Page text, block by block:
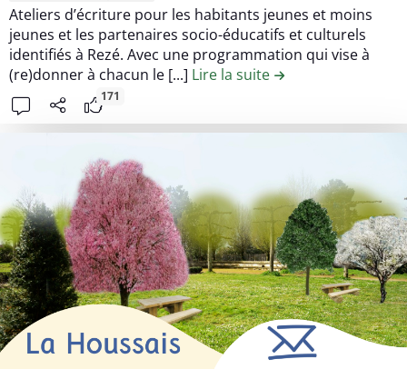
g
o
n
,
p
e
d
e
q
u
a
r
b
u
t
i
o
n
.
C
O
M
M
U
N
r
e
l
e
c
o
n
u
d
e
l
a
c
Ateliers d’écriture pour les habitants jeunes et moins
jeunes et les partenaires socio-éducatifs et culturels
identifiés à Rezé. Avec une programmation qui vise à
(re)donner à chacun le [...] Lire la suite de la contribution
171